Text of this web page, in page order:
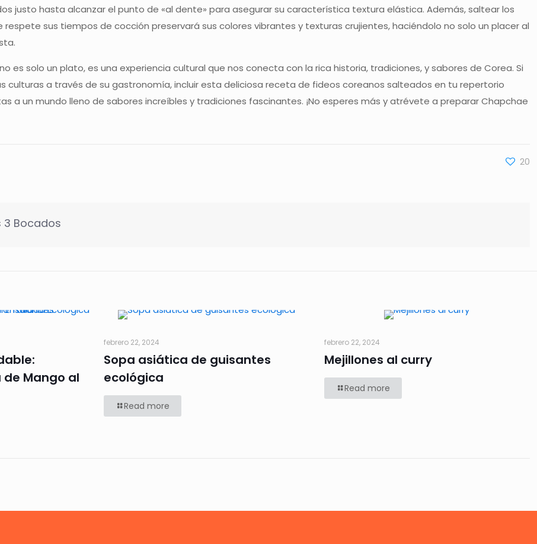
justo hasta alcanzar el punto de «al dente» para asegurar su característica textura elástica. Además, saltear los
sus tiempos de cocción preservará sus colores vibrantes y texturas crujientes, haciéndolo no solo un placer al
es solo un plato, es una experiencia cultural que nos conecta con la rica historia, tradiciones, y sabores de Corea. Si
culturas a través de su gastronomía, incluir esta deliciosa receta de fideos coreanos salteados en tu repertorio
a un mundo lleno de sabores increíbles y tradiciones fascinantes. ¡No esperes más y atrévete a preparar Chapchae
20
3 Bocados
de Mango al
febrero 22, 2024
Sopa asiática de guisantes
ecológica
Read more
febrero 22, 2024
Mejillones al curry
Read more